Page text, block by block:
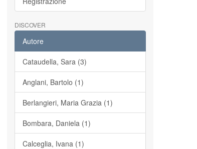
DISCOVER
Autore
Cataudella, Sara (3)
Anglani, Bartolo (1)
Berlangieri, Maria Grazia (1)
Bombara, Daniela (1)
Calceglia, Ivana (1)